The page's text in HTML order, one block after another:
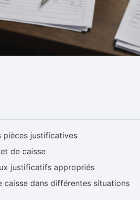
pièces justificatives
de caisse
justificatifs appropriés
dans différentes situations